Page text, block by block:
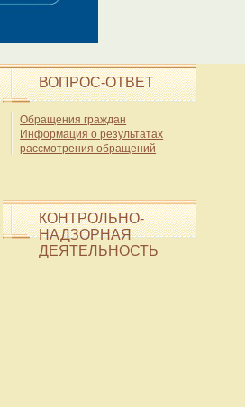
ВОПРОС-ОТВЕТ
Обращения граждан
Информация о результатах
рассмотрения обращений
КОНТРОЛЬНО-
НАДЗОРНАЯ
ДЕЯТЕЛЬНОСТЬ